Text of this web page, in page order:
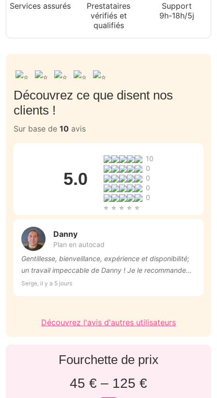
Services assurés
Prestataires
vérifiés et
qualifiés
Support
9h-18h/5j
Découvrez ce que disent nos
clients !
Sur base de 10 avis
5.0
10
0
0
0
0
Danny
Plan en autocad
Gentillesse, bienveillance, expérience et disponibilité;
un travail impeccable de Danny ! Je le recommande
vivement !
Serge, il y a 5 jours
Découvrez l'avis d'autres utilisateurs
Fourchette de prix
45 € – 125 €